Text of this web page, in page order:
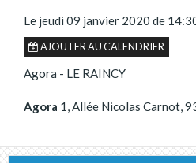
Voyages
Les cours de langues
Ateliers
Contact
Album photos
Le jeudi 09 janvier 2020 de
AJOUTER AU CALENDRIER
Agora - LE RAINCY
Agora 1, Allée Nicolas Carnot,